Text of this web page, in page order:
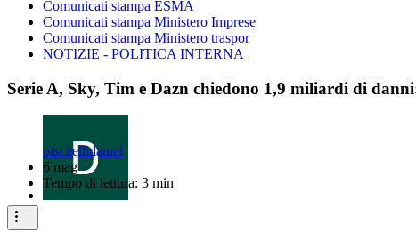
Comunicati stampa ESMA
Comunicati stampa Ministero Imprese
Comunicati stampa Ministero traspor
NOTIZIE - POLITICA INTERNA
Serie A, Sky, Tim e Dazn chiedono 1,9 miliardi di
piscitellidaniel
6 mag
Tempo di lettura: 3 min